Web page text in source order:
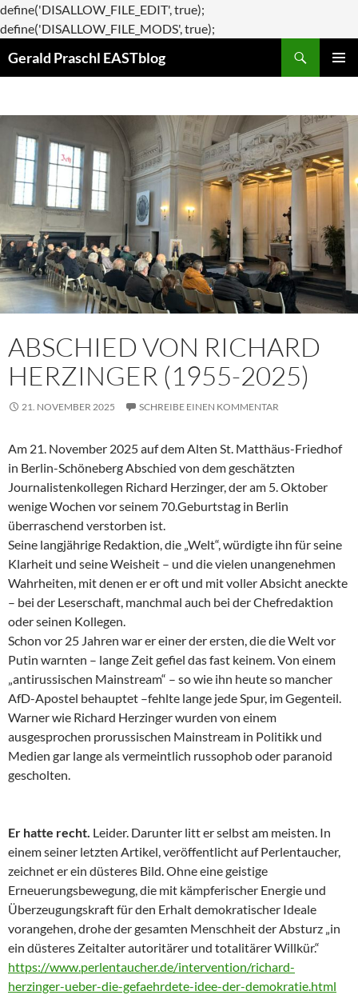
define('DISALLOW_FILE_EDIT', true);
define('DISALLOW_FILE_MODS', true);
Gerald Praschl EASTblog
ABSCHIED VON RICHARD
HERZINGER (1955-2025)
21. NOVEMBER 2025 SCHREIBE EINEN KOMMENTAR
Am 21. November 2025 auf dem Alten St. Matthäus-Friedhof
in Berlin-Schöneberg Abschied von dem geschätzten
Journalistenkollegen Richard Herzinger, der am 5. Oktober
wenige Wochen vor seinem 70.Geburtstag in Berlin
überraschend verstorben ist.
Seine langjährige Redaktion, die „Welt“, würdigte ihn für seine
Klarheit und seine Weisheit – und die vielen unangenehmen
Wahrheiten, mit denen er er oft und mit voller Absicht aneckte
– bei der Leserschaft, manchmal auch bei der Chefredaktion
oder seinen Kollegen.
Schon vor 25 Jahren war er einer der ersten, die die Welt vor
Putin warnten – lange Zeit gefiel das fast keinem. Von einem
„antirussischen Mainstream“ – so wie ihn heute so mancher
AfD-Apostel behauptet –fehlte lange jede Spur, im Gegenteil.
Warner wie Richard Herzinger wurden von einem
ausgesprochen prorussischen Mainstream in Politikk und
Medien gar lange als vermeintlich russophob oder paranoid
gescholten.
Er hatte recht. Leider. Darunter litt er selbst am meisten. In
einem seiner letzten Artikel, veröffentlicht auf Perlentaucher,
zeichnet er ein düsteres Bild. Ohne eine geistige
Erneuerungsbewegung, die mit kämpferischer Energie und
Überzeugungskraft für den Erhalt demokratischer Ideale
vorangehen, drohe der gesamten Menschheit der Absturz „in
ein düsteres Zeitalter autoritärer und totalitärer Willkür.“
https://www.perlentaucher.de/intervention/richard-
herzinger-ueber-die-gefaehrdete-idee-der-demokratie.html